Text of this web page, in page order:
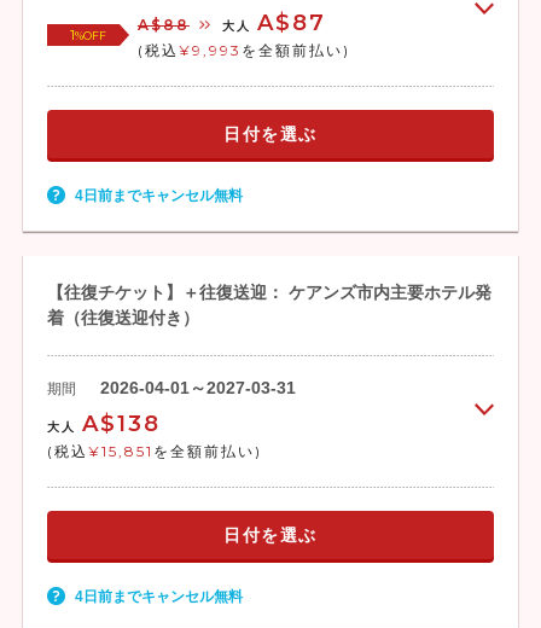
ルズ駅間の部分運転
月・火曜日：全面運休
下記行程でのご案内となります。
10:30頃 ケアンズ市内主要ホテルからお迎
12:15 スカイレール体験
分）
・スカイレールでバロンフォールズ駅から
キュランダ駅へ（約15分）
13:15頃 キュランダ村自由散策（約2.5時
15:45頃 バスでキュランダ出発
17:00頃 スミスフィールド駅でケアンズ市
内行きのバスに乗り換え、出発
17:30頃 ケアンズ市内のホテルお送り
ケアンズ市内主要ホテル→キュランダ、キ
ュランダ→ケアンズ市内主要ホテルはバス
1%OFF
A$88 大人 A$87
(税込 ¥9,993 を全額前払い)
日付を選ぶ
4日前までキャンセル無料
【往復チケット】＋往復送迎： ケアンズ市内主要ホテル発
着（往復送迎付き）
期間 2026-04-01～2027-03-31
大人 A$138
(税込 ¥15,851 を全額前払い)
日付を選ぶ
4日前までキャンセル無料